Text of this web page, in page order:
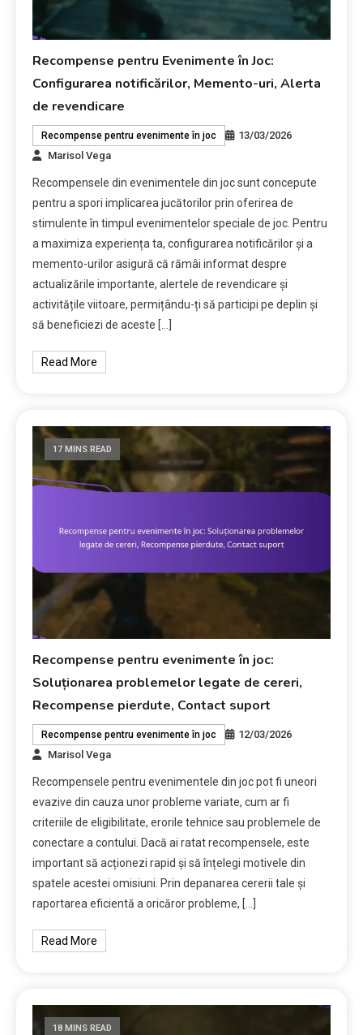
Recompense pentru Evenimente în Joc:
Configurarea notificărilor, Memento-uri, Alerta
de revendicare
Recompense pentru evenimente în joc
13/03/2026
Marisol Vega
Recompensele din evenimentele din joc sunt concepute
pentru a spori implicarea jucătorilor prin oferirea de
stimulente în timpul evenimentelor speciale de joc. Pentru
a maximiza experiența ta, configurarea notificărilor și a
memento-urilor asigură că rămâi informat despre
actualizările importante, alertele de revendicare și
activitățile viitoare, permițându-ți să participi pe deplin și
să beneficiezi de aceste […]
Read More
17 MINS READ
Recompense pentru evenimente în joc:
Soluționarea problemelor legate de cereri,
Recompense pierdute, Contact suport
Recompense pentru evenimente în joc
12/03/2026
Marisol Vega
Recompensele pentru evenimentele din joc pot fi uneori
evazive din cauza unor probleme variate, cum ar fi
criteriile de eligibilitate, erorile tehnice sau problemele de
conectare a contului. Dacă ai ratat recompensele, este
important să acționezi rapid și să înțelegi motivele din
spatele acestei omisiuni. Prin depanarea cererii tale și
raportarea eficientă a oricăror probleme, […]
Read More
18 MINS READ